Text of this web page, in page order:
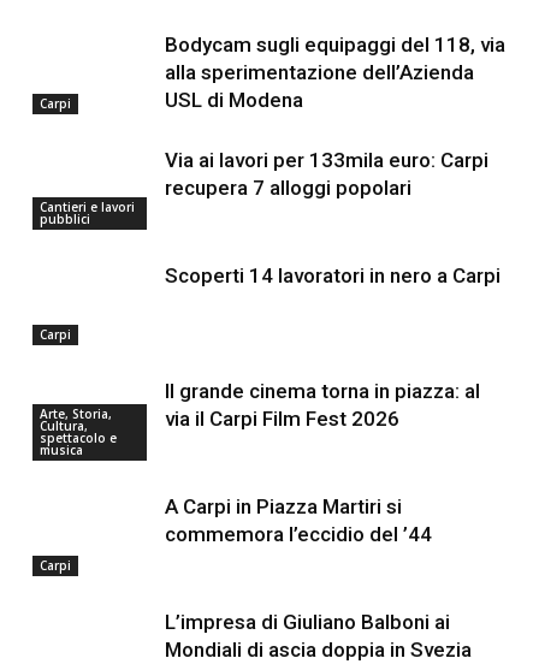
Carpi
Bodycam sugli equipaggi del 118, via
alla sperimentazione dell’Azienda
USL di Modena
Cantieri e lavori
pubblici
Via ai lavori per 133mila euro: Carpi
recupera 7 alloggi popolari
Carpi
Scoperti 14 lavoratori in nero a Carpi
Arte, Storia,
Cultura,
spettacolo e
musica
Il grande cinema torna in piazza: al
via il Carpi Film Fest 2026
Carpi
A Carpi in Piazza Martiri si
commemora l’eccidio del ’44
L’impresa di Giuliano Balboni ai
Mondiali di ascia doppia in Svezia